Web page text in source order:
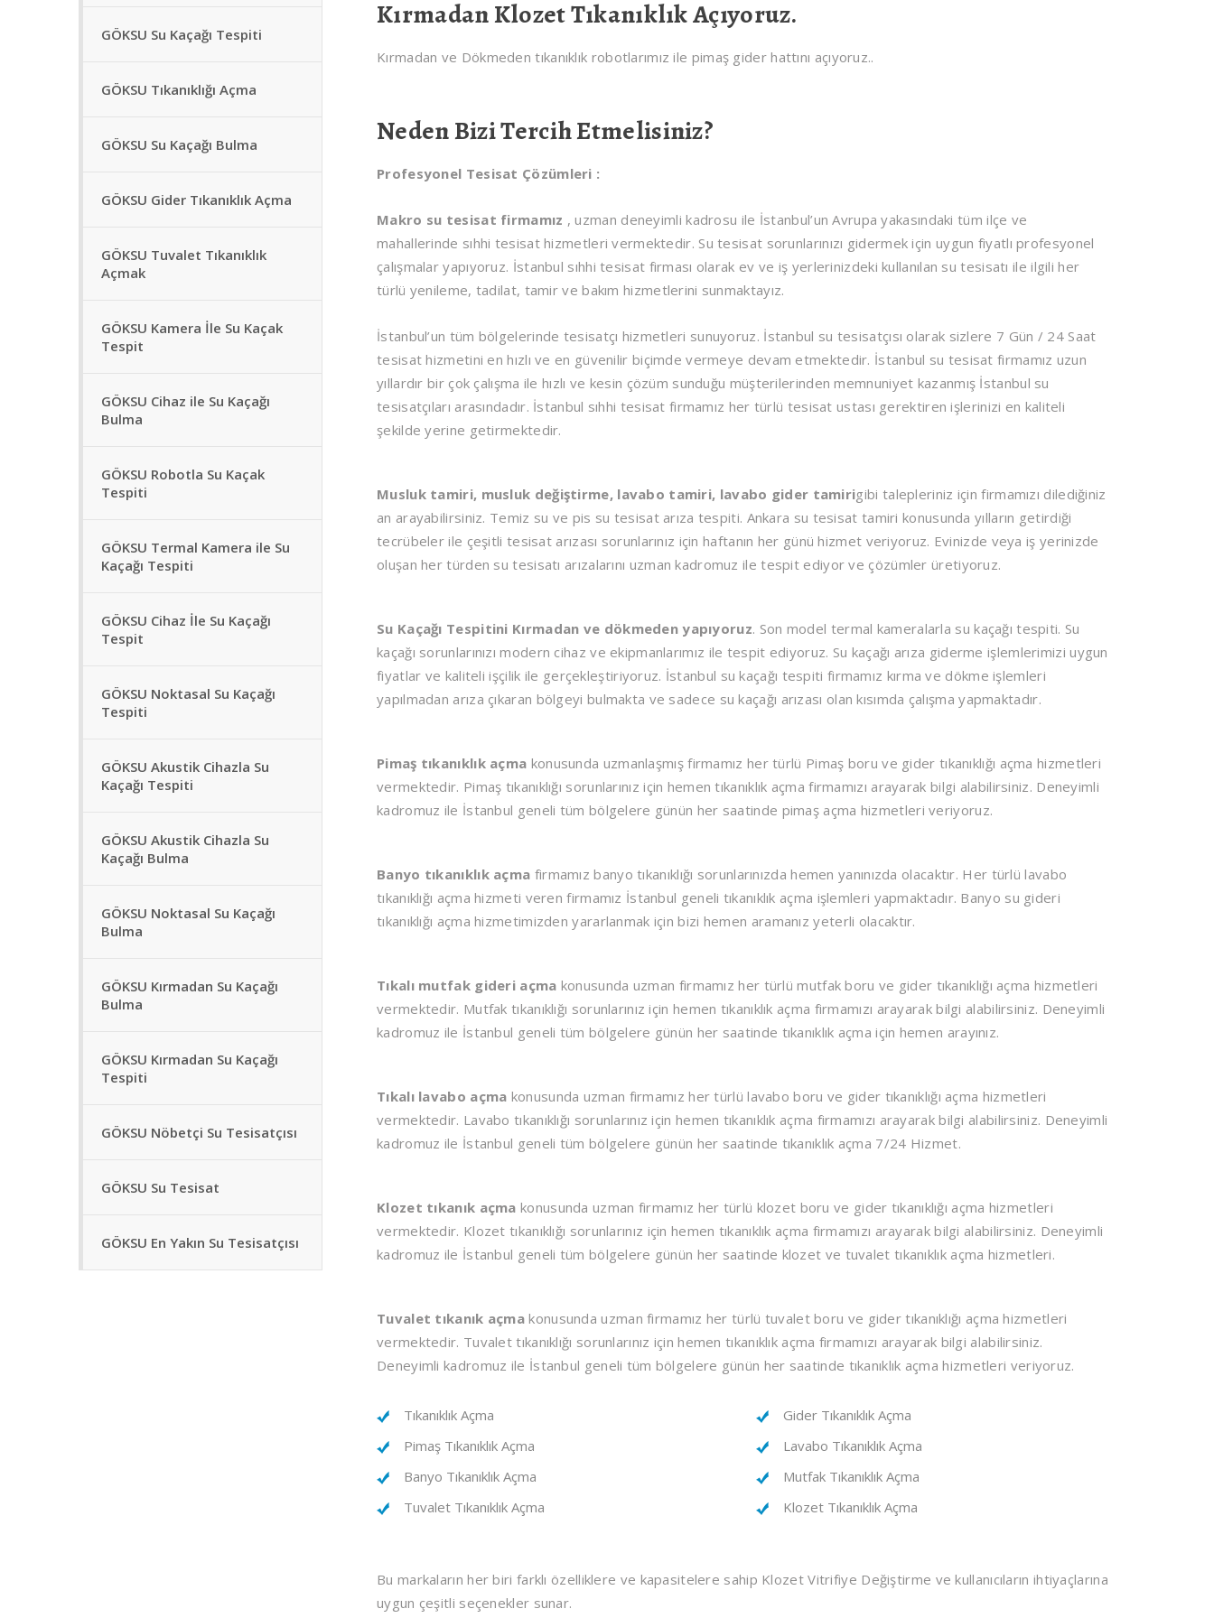
GÖKSU Su Kaçağı Tespiti
GÖKSU Tıkanıklığı Açma
GÖKSU Su Kaçağı Bulma
GÖKSU Gider Tıkanıklık Açma
GÖKSU Tuvalet Tıkanıklık
Açmak
GÖKSU Kamera İle Su Kaçak
Tespit
GÖKSU Cihaz ile Su Kaçağı
Bulma
GÖKSU Robotla Su Kaçak
Tespiti
GÖKSU Termal Kamera ile Su
Kaçağı Tespiti
GÖKSU Cihaz İle Su Kaçağı
Tespit
GÖKSU Noktasal Su Kaçağı
Tespiti
GÖKSU Akustik Cihazla Su
Kaçağı Tespiti
GÖKSU Akustik Cihazla Su
Kaçağı Bulma
GÖKSU Noktasal Su Kaçağı
Bulma
GÖKSU Kırmadan Su Kaçağı
Bulma
GÖKSU Kırmadan Su Kaçağı
Tespiti
GÖKSU Nöbetçi Su Tesisatçısı
GÖKSU Su Tesisat
GÖKSU En Yakın Su Tesisatçısı
Kırmadan Klozet Tıkanıklık Açıyoruz.
Kırmadan ve Dökmeden tıkanıklık robotlarımız ile pimaş gider hattını açıyoruz..
Neden Bizi Tercih Etmelisiniz?
Profesyonel Tesisat Çözümleri :
Makro su tesisat firmamız , uzman deneyimli kadrosu ile İstanbul’un Avrupa yakasındaki tüm ilçe ve
mahallerinde sıhhi tesisat hizmetleri vermektedir. Su tesisat sorunlarınızı gidermek için uygun fiyatlı profesyonel
çalışmalar yapıyoruz. İstanbul sıhhi tesisat firması olarak ev ve iş yerlerinizdeki kullanılan su tesisatı ile ilgili her
türlü yenileme, tadilat, tamir ve bakım hizmetlerini sunmaktayız.
İstanbul’un tüm bölgelerinde tesisatçı hizmetleri sunuyoruz. İstanbul su tesisatçısı olarak sizlere 7 Gün / 24 Saat
tesisat hizmetini en hızlı ve en güvenilir biçimde vermeye devam etmektedir. İstanbul su tesisat firmamız uzun
yıllardır bir çok çalışma ile hızlı ve kesin çözüm sunduğu müşterilerinden memnuniyet kazanmış İstanbul su
tesisatçıları arasındadır. İstanbul sıhhi tesisat firmamız her türlü tesisat ustası gerektiren işlerinizi en kaliteli
şekilde yerine getirmektedir.
Musluk tamiri, musluk değiştirme, lavabo tamiri, lavabo gider tamirigibi talepleriniz için firmamızı dilediğiniz
an arayabilirsiniz. Temiz su ve pis su tesisat arıza tespiti. Ankara su tesisat tamiri konusunda yılların getirdiği
tecrübeler ile çeşitli tesisat arızası sorunlarınız için haftanın her günü hizmet veriyoruz. Evinizde veya iş yerinizde
oluşan her türden su tesisatı arızalarını uzman kadromuz ile tespit ediyor ve çözümler üretiyoruz.
Su Kaçağı Tespitini Kırmadan ve dökmeden yapıyoruz. Son model termal kameralarla su kaçağı tespiti. Su
kaçağı sorunlarınızı modern cihaz ve ekipmanlarımız ile tespit ediyoruz. Su kaçağı arıza giderme işlemlerimizi uygun
fiyatlar ve kaliteli işçilik ile gerçekleştiriyoruz. İstanbul su kaçağı tespiti firmamız kırma ve dökme işlemleri
yapılmadan arıza çıkaran bölgeyi bulmakta ve sadece su kaçağı arızası olan kısımda çalışma yapmaktadır.
Pimaş tıkanıklık açma konusunda uzmanlaşmış firmamız her türlü Pimaş boru ve gider tıkanıklığı açma hizmetleri
vermektedir. Pimaş tıkanıklığı sorunlarınız için hemen tıkanıklık açma firmamızı arayarak bilgi alabilirsiniz. Deneyimli
kadromuz ile İstanbul geneli tüm bölgelere günün her saatinde pimaş açma hizmetleri veriyoruz.
Banyo tıkanıklık açma firmamız banyo tıkanıklığı sorunlarınızda hemen yanınızda olacaktır. Her türlü lavabo
tıkanıklığı açma hizmeti veren firmamız İstanbul geneli tıkanıklık açma işlemleri yapmaktadır. Banyo su gideri
tıkanıklığı açma hizmetimizden yararlanmak için bizi hemen aramanız yeterli olacaktır.
Tıkalı mutfak gideri açma konusunda uzman firmamız her türlü mutfak boru ve gider tıkanıklığı açma hizmetleri
vermektedir. Mutfak tıkanıklığı sorunlarınız için hemen tıkanıklık açma firmamızı arayarak bilgi alabilirsiniz. Deneyimli
kadromuz ile İstanbul geneli tüm bölgelere günün her saatinde tıkanıklık açma için hemen arayınız.
Tıkalı lavabo açma konusunda uzman firmamız her türlü lavabo boru ve gider tıkanıklığı açma hizmetleri
vermektedir. Lavabo tıkanıklığı sorunlarınız için hemen tıkanıklık açma firmamızı arayarak bilgi alabilirsiniz. Deneyimli
kadromuz ile İstanbul geneli tüm bölgelere günün her saatinde tıkanıklık açma 7/24 Hizmet.
Klozet tıkanık açma konusunda uzman firmamız her türlü klozet boru ve gider tıkanıklığı açma hizmetleri
vermektedir. Klozet tıkanıklığı sorunlarınız için hemen tıkanıklık açma firmamızı arayarak bilgi alabilirsiniz. Deneyimli
kadromuz ile İstanbul geneli tüm bölgelere günün her saatinde klozet ve tuvalet tıkanıklık açma hizmetleri.
Tuvalet tıkanık açma konusunda uzman firmamız her türlü tuvalet boru ve gider tıkanıklığı açma hizmetleri
vermektedir. Tuvalet tıkanıklığı sorunlarınız için hemen tıkanıklık açma firmamızı arayarak bilgi alabilirsiniz.
Deneyimli kadromuz ile İstanbul geneli tüm bölgelere günün her saatinde tıkanıklık açma hizmetleri veriyoruz.
Tıkanıklık Açma
Gider Tıkanıklık Açma
Pimaş Tıkanıklık Açma
Lavabo Tıkanıklık Açma
Banyo Tıkanıklık Açma
Mutfak Tıkanıklık Açma
Tuvalet Tıkanıklık Açma
Klozet Tıkanıklık Açma
Bu markaların her biri farklı özelliklere ve kapasitelere sahip Klozet Vitrifiye Değiştirme ve kullanıcıların ihtiyaçlarına
uygun çeşitli seçenekler sunar.